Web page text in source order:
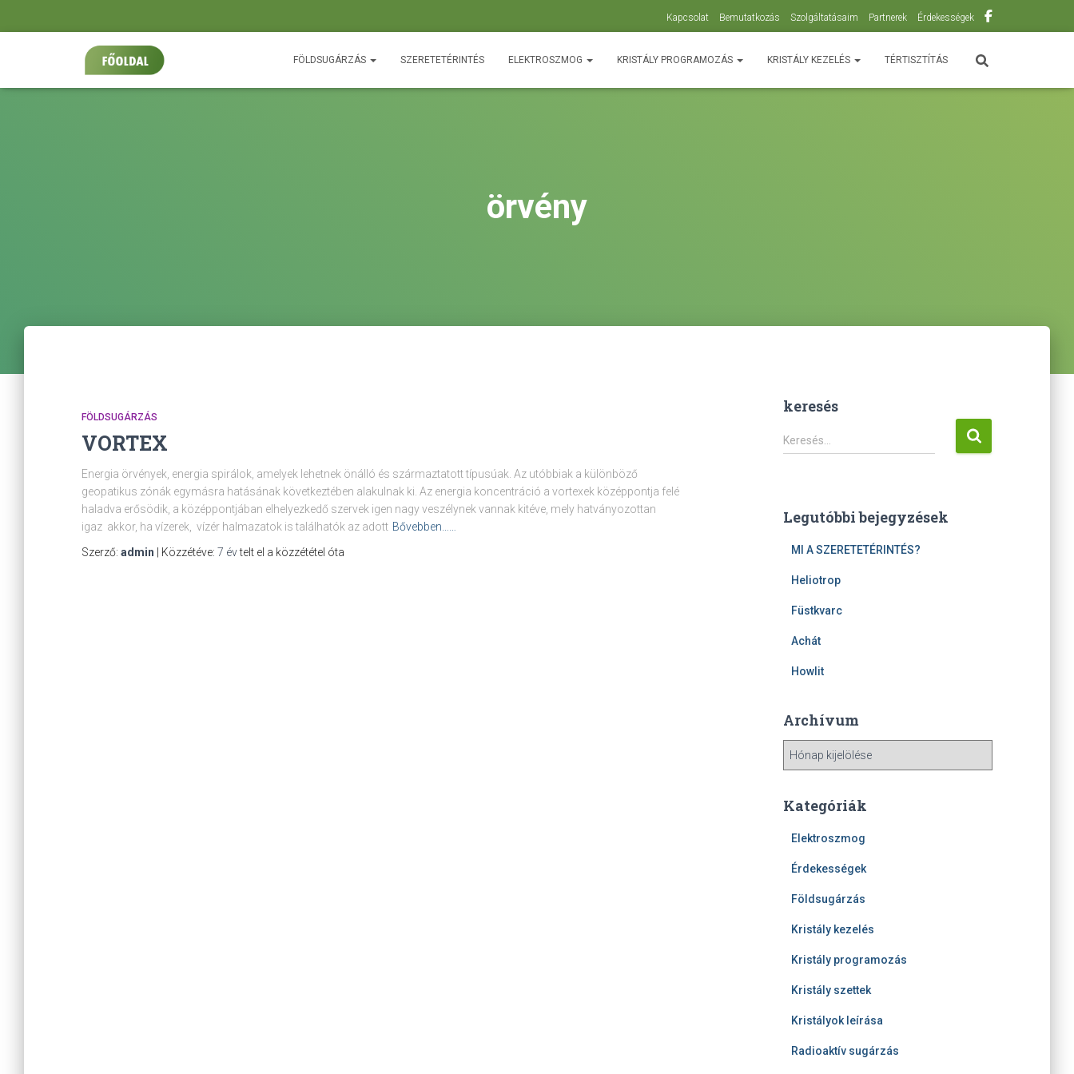
Kapcsolat Bemutatkozás Szolgáltatásaim Partnerek Érdekességek
FÖLDSUGÁRZÁS SZERETETÉRINTÉS ELEKTROSZMOG KRISTÁLY PROGRAMOZÁS KRISTÁLY KEZELÉS TÉRTISZTÍTÁS
örvény
FÖLDSUGÁRZÁS
VORTEX
Energia örvények, energia spirálok, amelyek lehetnek önálló és származtatott típusúak. Az utóbbiak a különböző
geopatikus zónák egymásra hatásának következtében alakulnak ki. Az energia koncentráció a vortexek középpontja felé
haladva erősödik, a középpontjában elhelyezkedő szervek igen nagy veszélynek vannak kitéve, mely hatványozottan
igaz akkor, ha vízerek, vízér halmazatok is találhatók az adott Bővebben……
Szerző: admin | Közzétéve: 7 évtelt el a közzététel óta
keresés
K
e
é
Keresés…
Legutóbbi bejegyzések
MI A SZERETETÉRINTÉS?
Heliotrop
Füstkvarc
Achát
Howlit
Archívum
h
m
Kategóriák
Elektroszmog
Érdekességek
Földsugárzás
Kristály kezelés
Kristály programozás
Kristály szettek
Kristályok leírása
Radioaktív sugárzás